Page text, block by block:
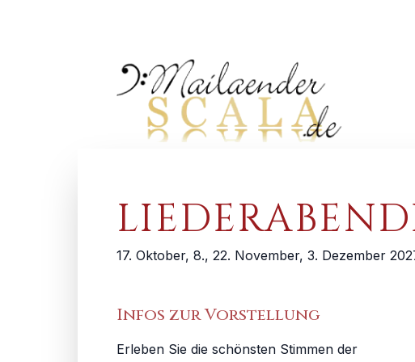
17. Oktober, 8., 22. November, 3. Dezember
Infos zur Vorstellung
Erleben Sie die schönsten Stimmen der